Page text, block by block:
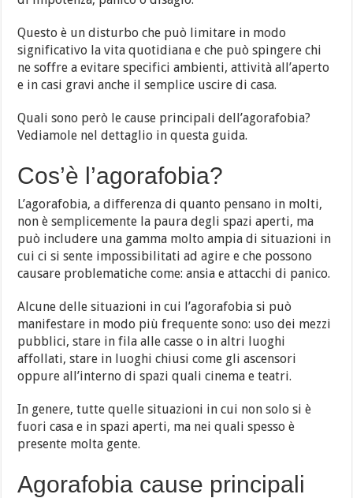
Questo è un disturbo che può limitare in modo
significativo la vita quotidiana e che può spingere chi
ne soffre a evitare specifici ambienti, attività all’aperto
e in casi gravi anche il semplice uscire di casa.
Quali sono però le cause principali dell’agorafobia?
Vediamole nel dettaglio in questa guida.
Cos’è l’agorafobia?
L’agorafobia, a differenza di quanto pensano in molti,
non è semplicemente la paura degli spazi aperti, ma
può includere una gamma molto ampia di situazioni in
cui ci si sente impossibilitati ad agire e che possono
causare problematiche come: ansia e attacchi di panico.
Alcune delle situazioni in cui l’agorafobia si può
manifestare in modo più frequente sono: uso dei mezzi
pubblici, stare in fila alle casse o in altri luoghi
affollati, stare in luoghi chiusi come gli ascensori
oppure all’interno di spazi quali cinema e teatri.
In genere, tutte quelle situazioni in cui non solo si è
fuori casa e in spazi aperti, ma nei quali spesso è
presente molta gente.
Agorafobia cause principali